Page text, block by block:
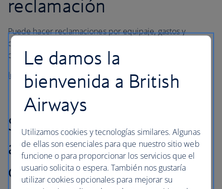
reclamación
Puede hacer reclamaciones por equipaje, gastos y
compensación por vuelos no realizados, y presentar una
queja sobre su experiencia con nosotros.
Iniciar una nueva queja o reclamación
Seguimiento y
actualización de un caso
o reclamación
Le damos la
bienvenida a British
Airways
Utilizamos cookies y tecnologías similares. Algunas
de ellas son esenciales para que nuestro sitio web
funcione o para proporcionar los servicios que el
usuario solicita o espera. También nos gustaría
utilizar cookies opcionales para mejorar su